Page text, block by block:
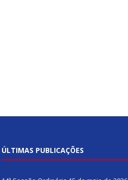
ÚLTIMAS PUBLICAÇÕES